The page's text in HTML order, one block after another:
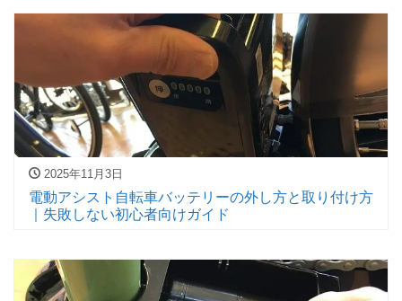
2025年11月3日
電動アシスト自転車バッテリーの外し方と取り付け方
｜失敗しない初心者向けガイド